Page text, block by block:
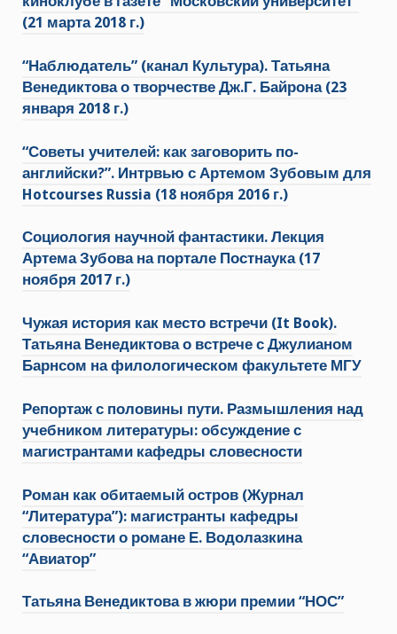
(21 марта 2018 г.)
“Наблюдатель” (канал Культура). Татьяна
Венедиктова о творчестве Дж.Г. Байрона (23
января 2018 г.)
“Советы учителей: как заговорить по-
английски?”. Интрвью с Артемом Зубовым для
Hotcourses Russia (18 ноября 2016 г.)
Социология научной фантастики. Лекция
Артема Зубова на портале Постнаука (17
ноября 2017 г.)
Чужая история как место встречи (It Book).
Татьяна Венедиктова о встрече с Джулианом
Барнсом на филологическом факультете МГУ
Репортаж с половины пути. Размышления над
учебником литературы: обсуждение с
магистрантами кафедры словесности
Роман как обитаемый остров (Журнал
“Литература”): магистранты кафедры
словесности о романе Е. Водолазкина
“Авиатор”
Татьяна Венедиктова в жюри премии “НОС”